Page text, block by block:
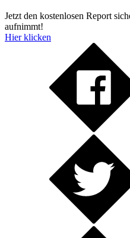
Jetzt den kostenlosen Report
aufnimmt!
Hier klicken